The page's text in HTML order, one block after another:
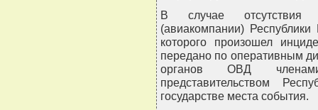
В случае отсутствия
(авиакомпании)
которого произошел
передано по оперативным
органов ОВД
представительством
государстве места события.